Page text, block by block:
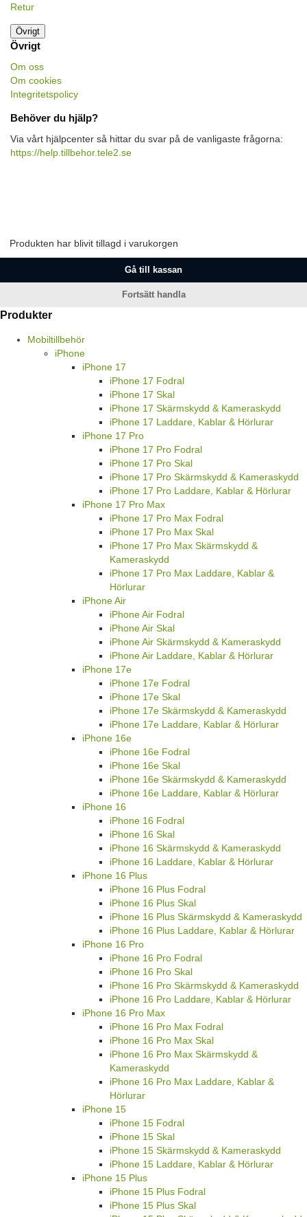
Retur
Övrigt
Övrigt
Om oss
Om cookies
Integritetspolicy
Behöver du hjälp?
Via vårt hjälpcenter så hittar du svar på de vanligaste frågorna:
https://help.tillbehor.tele2.se
Produkten har blivit tillagd i varukorgen
Gå till kassan
Fortsätt handla
Produkter
Mobiltillbehör
iPhone
iPhone 17
iPhone 17 Fodral
iPhone 17 Skal
iPhone 17 Skärmskydd & Kameraskydd
iPhone 17 Laddare, Kablar & Hörlurar
iPhone 17 Pro
iPhone 17 Pro Fodral
iPhone 17 Pro Skal
iPhone 17 Pro Skärmskydd & Kameraskydd
iPhone 17 Pro Laddare, Kablar & Hörlurar
iPhone 17 Pro Max
iPhone 17 Pro Max Fodral
iPhone 17 Pro Max Skal
iPhone 17 Pro Max Skärmskydd &
Kameraskydd
iPhone 17 Pro Max Laddare, Kablar &
Hörlurar
iPhone Air
iPhone Air Fodral
iPhone Air Skal
iPhone Air Skärmskydd & Kameraskydd
iPhone Air Laddare, Kablar & Hörlurar
iPhone 17e
iPhone 17e Fodral
iPhone 17e Skal
iPhone 17e Skärmskydd & Kameraskydd
iPhone 17e Laddare, Kablar & Hörlurar
iPhone 16e
iPhone 16e Fodral
iPhone 16e Skal
iPhone 16e Skärmskydd & Kameraskydd
iPhone 16e Laddare, Kablar & Hörlurar
iPhone 16
iPhone 16 Fodral
iPhone 16 Skal
iPhone 16 Skärmskydd & Kameraskydd
iPhone 16 Laddare, Kablar & Hörlurar
iPhone 16 Plus
iPhone 16 Plus Fodral
iPhone 16 Plus Skal
iPhone 16 Plus Skärmskydd & Kameraskydd
iPhone 16 Plus Laddare, Kablar & Hörlurar
iPhone 16 Pro
iPhone 16 Pro Fodral
iPhone 16 Pro Skal
iPhone 16 Pro Skärmskydd & Kameraskydd
iPhone 16 Pro Laddare, Kablar & Hörlurar
iPhone 16 Pro Max
iPhone 16 Pro Max Fodral
iPhone 16 Pro Max Skal
iPhone 16 Pro Max Skärmskydd &
Kameraskydd
iPhone 16 Pro Max Laddare, Kablar &
Hörlurar
iPhone 15
iPhone 15 Fodral
iPhone 15 Skal
iPhone 15 Skärmskydd & Kameraskydd
iPhone 15 Laddare, Kablar & Hörlurar
iPhone 15 Plus
iPhone 15 Plus Fodral
iPhone 15 Plus Skal